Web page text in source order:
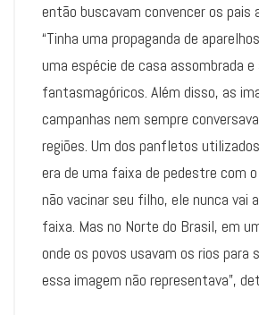
então buscavam convencer os pais
“Tinha uma propaganda de
uma espécie de casa assombrada e
fantasmagóricos. Além disso, as
campanhas nem sempre
regiões. Um dos panfletos
era de uma faixa de pedestre com
não vacinar seu filho, ele nunca vai
faixa. Mas no Norte do Brasil, em
onde os povos usavam os rios para
essa imagem não representava”,